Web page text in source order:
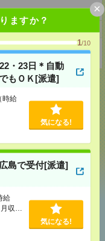
ますか？
1/10
・23日＊自動
もＯＫ[派遣]
時給
気になる!
島で受付[派遣]
給
収例
※給
気になる!
×